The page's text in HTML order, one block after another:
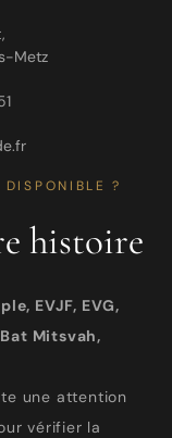
Metz
?
histoire
EVJF, EVG,
Mitsvah,
une attention
vérifier la